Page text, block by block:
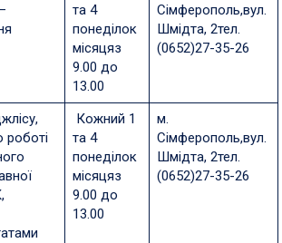
та 4
понеділок
місяцяз
9.00 до
13.00
Сімферополь,вул.
Шмідта, 2тел.
(0652)27-35-26
роботі
Кожний 1
та 4
понеділок
місяцяз
9.00 до
13.00
м.
Сімферополь,вул.
Шмідта, 2тел.
(0652)27-35-26